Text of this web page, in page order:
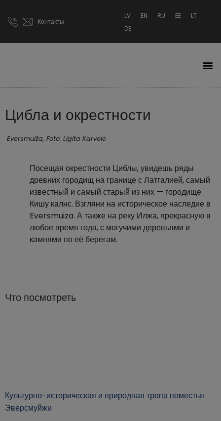
Контакты
LV EN RU EE
LT
DE
Цибла и окрестности
Eversmuiža, Foto: Ligita Karvele
Посещая окрестности Циблы, увидешь ряды
древних городищ на границе с Латгалией, самый
известный и самый старый из них — городище
Кишу калнс. Взгляни на историческое наследие в
Eversmuiza. А также на реку Илжа, прекрасную в
любое время года, с могучими деревьями и
камнями по её берегам.
Что посмотреть
Культурно-историческая и природная тропа поместья
Эверсмуйжи